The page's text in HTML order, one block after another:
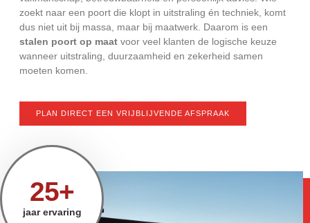
zoekt naar een poort die klopt in uitstraling én techniek, komt
dus niet uit bij massa, maar bij maatwerk. Daarom is een
stalen poort op maat voor veel klanten de logische keuze
wanneer uitstraling, duurzaamheid en zekerheid samen
moeten komen.
PLAN DIRECT EEN VRIJBLIJVENDE AFSPRAAK
25+
jaar ervaring